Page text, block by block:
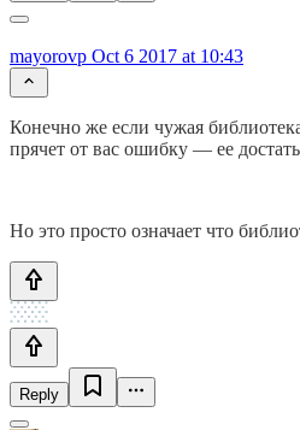
mayorovp Oct 6 2017 at 10:43
Конечно же если чужая
прячет от вас ошибку — ее
Но это просто означает что
Reply